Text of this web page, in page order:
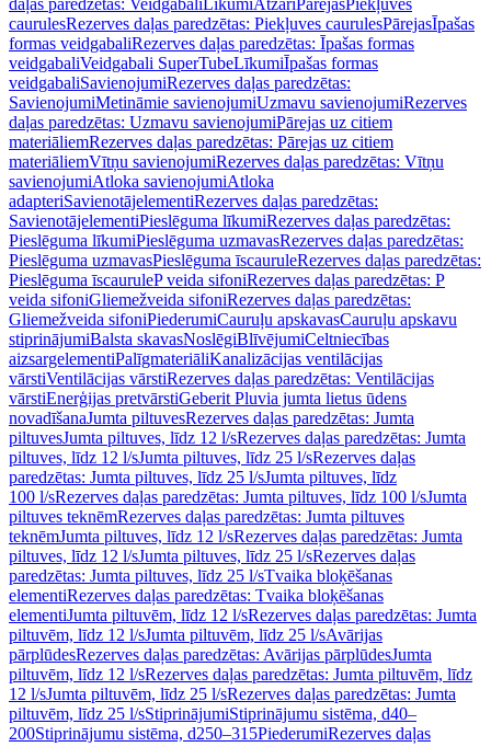
daļas paredzētas: Veidgabali LīkumiAtzari PārejasPiekļuves
caurulesRezerves daļas paredzētas: Piekļuves caurulesPārejasĪpašas
formas veidgabaliRezerves daļas paredzētas: Īpašas formas
veidgabaliVeidgabali SuperTubeLīkumiĪpašas formas
veidgabaliSavienojumiRezerves daļas paredzētas:
SavienojumiMetināmie savienojumiUzmavu savienojumiRezerves
daļas paredzētas: Uzmavu savienojumiPārejas uz citiem
materiāliemRezerves daļas paredzētas: Pārejas uz citiem
materiāliemVītņu savienojumiRezerves daļas paredzētas: Vītņu
savienojumiAtloka savienojumiAtloka
adapteriSavienotājelementiRezerves daļas paredzētas:
SavienotājelementiPieslēguma līkumiRezerves daļas paredzētas:
Pieslēguma līkumiPieslēguma uzmavasRezerves daļas paredzētas:
Pieslēguma uzmavasPieslēguma īscauruleRezerves daļas paredzētas:
Pieslēguma īscauruleP veida sifoniRezerves daļas paredzētas: P
veida sifoniGliemežveida sifoniRezerves daļas paredzētas:
Gliemežveida sifoniPiederumiCauruļu apskavasCauruļu apskavu
stiprinājumiBalsta skavasNoslēgiBlīvējumiCeltniecības
aizsargelementiPalīgmateriāliKanalizācijas ventilācijas
vārstiVentilācijas vārstiRezerves daļas paredzētas: Ventilācijas
vārstiEnerģijas pretvārstiGeberit Pluvia jumta lietus ūdens
novadīšanaJumta piltuvesRezerves daļas paredzētas: Jumta
piltuvesJumta piltuves, līdz 12 l/sRezerves daļas paredzētas: Jumta
piltuves, līdz 12 l/sJumta piltuves, līdz 25 l/sRezerves daļas
paredzētas: Jumta piltuves, līdz 25 l/sJumta piltuves, līdz
100 l/sRezerves daļas paredzētas: Jumta piltuves, līdz 100 l/sJumta
piltuves teknēmRezerves daļas paredzētas: Jumta piltuves
teknēmJumta piltuves, līdz 12 l/sRezerves daļas paredzētas: Jumta
piltuves, līdz 12 l/sJumta piltuves, līdz 25 l/sRezerves daļas
paredzētas: Jumta piltuves, līdz 25 l/sTvaika bloķēšanas
elementiRezerves daļas paredzētas: Tvaika bloķēšanas
elementiJumta piltuvēm, līdz 12 l/sRezerves daļas paredzētas: Jumta
piltuvēm, līdz 12 l/sJumta piltuvēm, līdz 25 l/sAvārijas
pārplūdesRezerves daļas paredzētas: Avārijas pārplūdesJumta
piltuvēm, līdz 12 l/sRezerves daļas paredzētas: Jumta piltuvēm, līdz
12 l/sJumta piltuvēm, līdz 25 l/sRezerves daļas paredzētas: Jumta
piltuvēm, līdz 25 l/sStiprinājumiStiprinājumu sistēma, d40–
200Stiprinājumu sistēma, d250–315PiederumiRezerves daļas